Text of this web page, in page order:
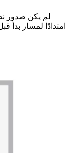
لم يكن صدور
امتدادًا لمسار